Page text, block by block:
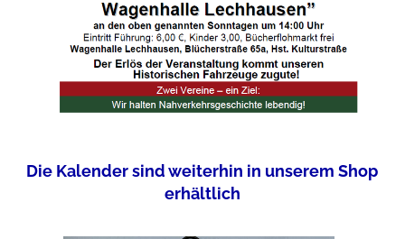
Die Kalender sind weiterhin in unserem Shop
erhältlich